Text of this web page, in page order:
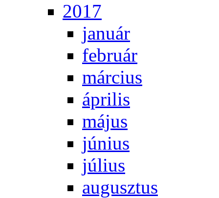
2017
ja­nu­ár
feb­ru­ár
már­ci­us
áp­ri­lis
má­jus
jú­ni­us
jú­li­us
au­gusz­tus